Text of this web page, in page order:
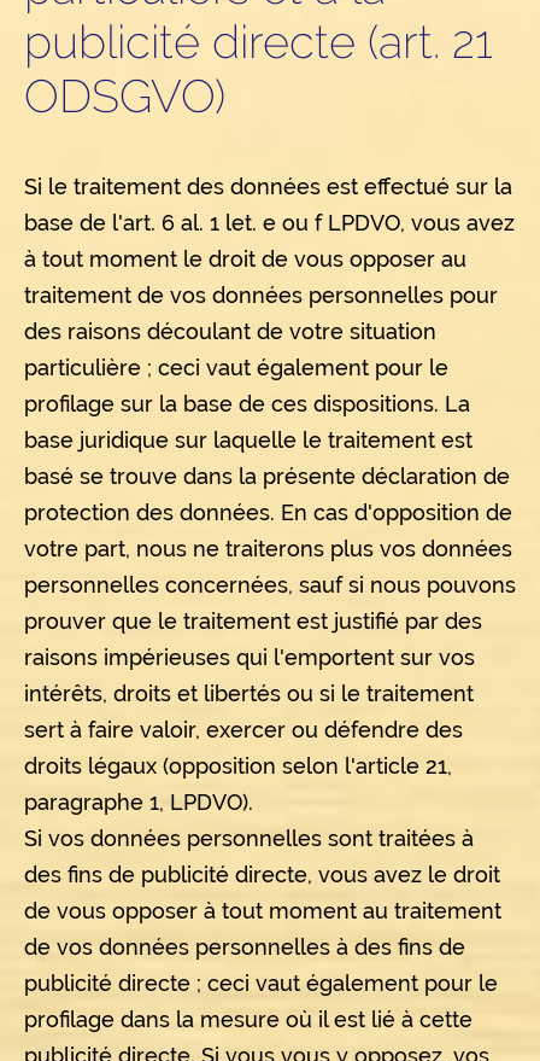
publicité directe (art. 21
ODSGVO)
Si le traitement des données est effectué sur la
base de l'art. 6 al. 1 let. e ou f LPDVO, vous avez
à tout moment le droit de vous opposer au
traitement de vos données personnelles pour
des raisons découlant de votre situation
particulière ; ceci vaut également pour le
profilage sur la base de ces dispositions. La
base juridique sur laquelle le traitement est
basé se trouve dans la présente déclaration de
protection des données. En cas d'opposition de
votre part, nous ne traiterons plus vos données
personnelles concernées, sauf si nous pouvons
prouver que le traitement est justifié par des
raisons impérieuses qui l'emportent sur vos
intérêts, droits et libertés ou si le traitement
sert à faire valoir, exercer ou défendre des
droits légaux (opposition selon l'article 21,
paragraphe 1, LPDVO).
Si vos données personnelles sont traitées à
des fins de publicité directe, vous avez le droit
de vous opposer à tout moment au traitement
de vos données personnelles à des fins de
publicité directe ; ceci vaut également pour le
profilage dans la mesure où il est lié à cette
publicité directe. Si vous vous y opposez, vos